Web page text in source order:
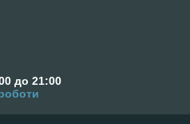
клиентов
товар 3 місяці
до 21:00